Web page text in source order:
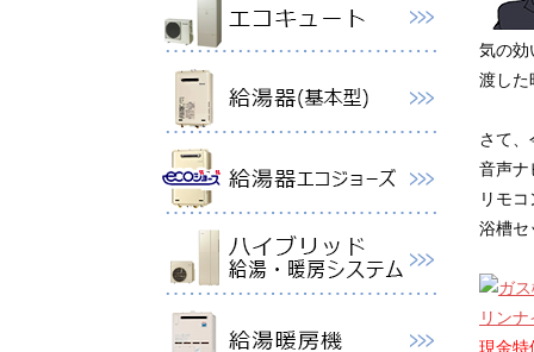
気の効
渡した
さて、
音声ナ
リモ
浴槽セ
リン
現金特